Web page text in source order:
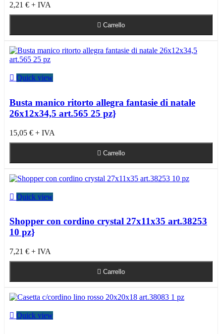
2,21 € + IVA
 Carrello
 Quick view
Busta manico ritorto allegra fantasie di natale
26x12x34,5 art.565 25 pz}
15,05 € + IVA
 Carrello
 Quick view
Shopper con cordino crystal 27x11x35 art.38253
10 pz}
7,21 € + IVA
 Carrello
 Quick view